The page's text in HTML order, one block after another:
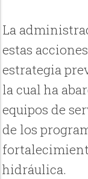
La
estas
estrategia
la cual ha
equipos de
de los
hidráulica.